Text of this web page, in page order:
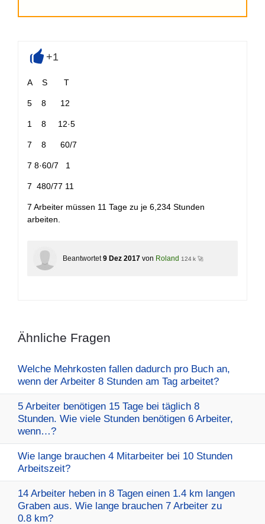
+1
A S T
5 8 12
1 8 12·5
7 8 60/7
7 8·60/7 1
7 480/77 11
7 Arbeiter müssen 11 Tage zu je 6,234 Stunden
arbeiten.
Beantwortet 9 Dez 2017 von Roland 124 k 🚀
Ähnliche Fragen
Welche Mehrkosten fallen dadurch pro Buch an,
wenn der Arbeiter 8 Stunden am Tag arbeitet?
5 Arbeiter benötigen 15 Tage bei täglich 8
Stunden. Wie viele Stunden benötigen 6 Arbeiter,
wenn…?
Wie lange brauchen 4 Mitarbeiter bei 10 Stunden
Arbeitszeit?
14 Arbeiter heben in 8 Tagen einen 1.4 km langen
Graben aus. Wie lange brauchen 7 Arbeiter zu
0.8 km?